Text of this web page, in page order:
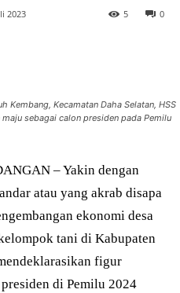
2023 0
5
Kembang, Kecamatan Daha Selatan, HSS
sebagai calon presiden pada Pemilu
– Yakin dengan
atau yang akrab disapa
ekonomi desa
tani di Kabupaten
figur
di Pemilu 2024